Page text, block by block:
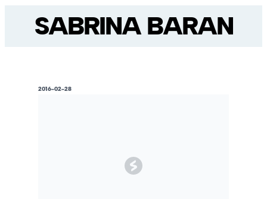
SABRINA BARAN
2016-02-28